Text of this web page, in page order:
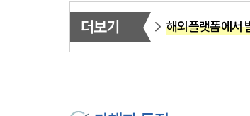
더보기 해외플랫폼에서